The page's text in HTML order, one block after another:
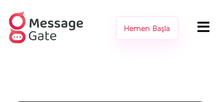
Hemen Başla